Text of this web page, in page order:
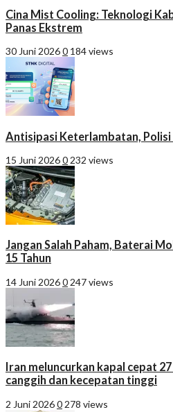
Cina Mist Cooling: Teknologi
Panas Ekstrem
30 Juni 20260 184 views
Antisipasi Keterlambatan, Polisi
15 Juni 20260 232 views
Jangan Salah Paham, Baterai
15 Tahun
14 Juni 20260 247 views
Iran meluncurkan kapal cepat
canggih dan kecepatan tinggi
2 Juni 20260 278 views